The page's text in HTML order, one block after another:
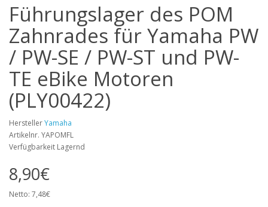
Führungslager des POM
Zahnrades für Yamaha PW
/ PW-SE / PW-ST und PW-
TE eBike Motoren
(PLY00422)
HerstellerYamaha
Artikelnr. YAPOMFL
Verfügbarkeit Lagernd
8,90€
Netto: 7,48€